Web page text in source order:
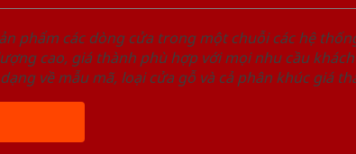
phẩm các dòng cửa trong một chuỗi các hệ
cao, giá thành phù hợp với mọi nhu cầu
về mẫu mã, loại cửa gỗ và cả phân khúc giá